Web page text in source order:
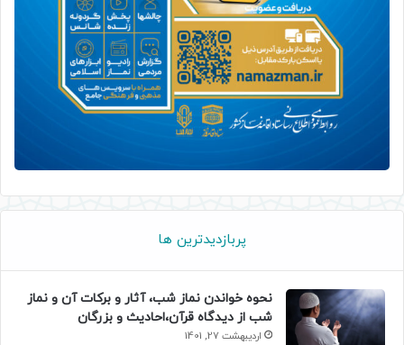
پربازدیدترین ها
نحوه خواندن نماز شب، آثار و برکات آن و نماز
شب از دیدگاه قرآن،احادیث و بزرگان
اردیبهشت 27, 1401